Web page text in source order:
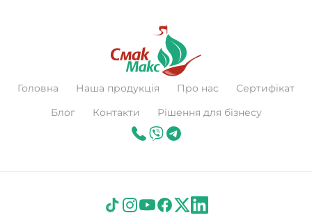
Головна Наша продукція Про нас
Сертифікат
Блог
Контакти Рішення для бізнесу